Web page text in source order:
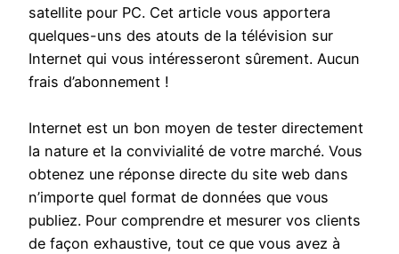
satellite pour PC. Cet article vous apportera
quelques-uns des atouts de la télévision sur
Internet qui vous intéresseront sûrement. Aucun
frais d’abonnement !
Internet est un bon moyen de tester directement
la nature et la convivialité de votre marché. Vous
obtenez une réponse directe du site web dans
n’importe quel format de données que vous
publiez. Pour comprendre et mesurer vos clients
de façon exhaustive, tout ce que vous avez à